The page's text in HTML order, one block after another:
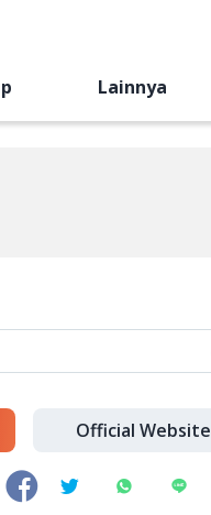
Lainnya
Official Website